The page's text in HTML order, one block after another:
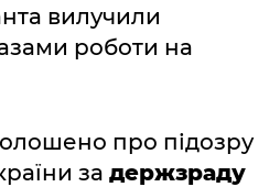
вилучили
роботи на
про підозру
за держзраду